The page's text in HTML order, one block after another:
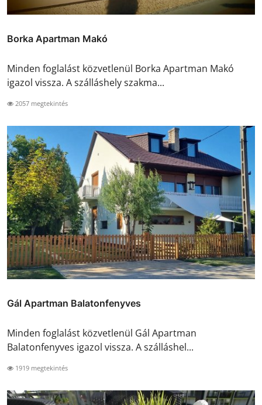
Borka Apartman Makó
Minden foglalást közvetlenül Borka Apartman Makó
igazol vissza. A szálláshely szakma...
2057 megtekintés
Gál Apartman Balatonfenyves
Minden foglalást közvetlenül Gál Apartman
Balatonfenyves igazol vissza. A szálláshel...
1919 megtekintés